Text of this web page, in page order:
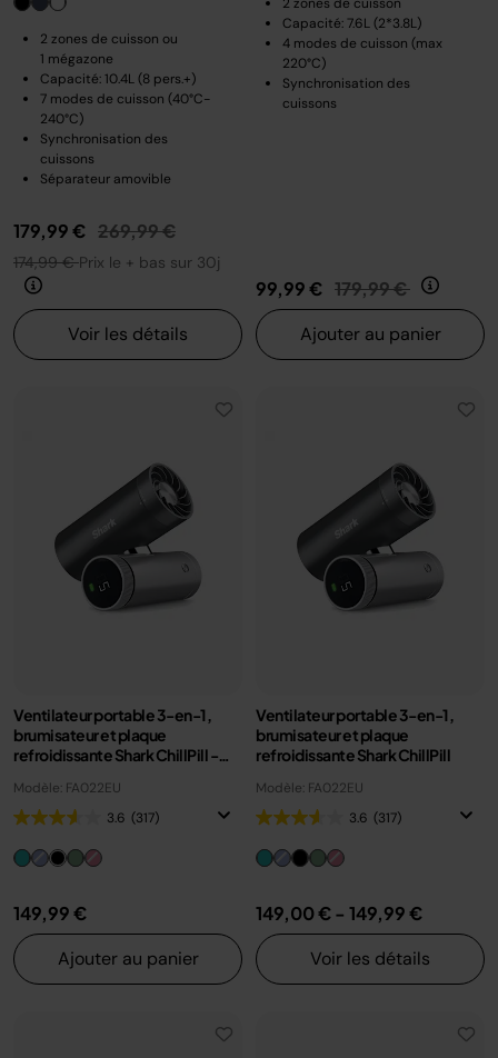
2 zones de cuisson ou
1 mégazone
Capacité: 10.4L (8 pers.+)
7 modes de cuisson (40°C-
240°C)
Synchronisation des
cuissons
Séparateur amovible
179,99 € Prix réduit de
269,99 €au
174,99 €Prix le + bas sur 30j
Voir les détails
Capacité: 7.6L (2*3.8L)
4 modes de cuisson (max
220°C)
Synchronisation des
cuissons
99,99 € Prix réduit de
179,99 € au
Ajouter au panier
Ventilateur portable 3-en-1,
brumisateur et plaque
refroidissante Shark ChillPill -
Modèle: FA022EU
3.6 (317)
149,99 €
Ajouter au panier
Ventilateur portable 3-en-1,
brumisateur et plaque
refroidissante Shark ChillPill
Modèle: FA022EU
3.6 (317)
149,00 €- 149,99 €
Voir les détails